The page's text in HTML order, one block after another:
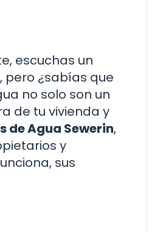
escuchas un
¿sabías que
no solo son un
de tu vivienda y
de Agua Sewerin,
y
sus